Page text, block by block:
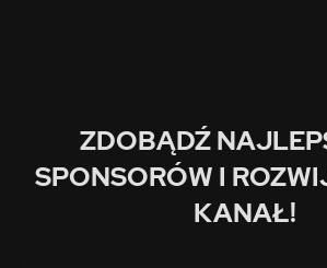
ZDOBĄDŹ
SPONSORÓW I
KANAŁ!